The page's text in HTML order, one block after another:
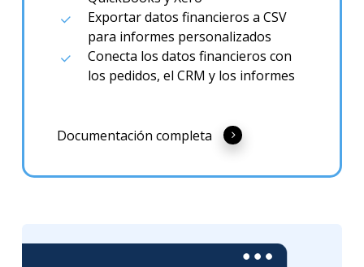
Exportar datos financieros a CSV
para informes personalizados
Conecta los datos financieros con
los pedidos, el CRM y los informes
Documentación completa